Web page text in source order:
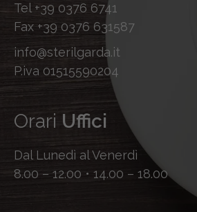
Tel +39 0376 6741
Fax +39 0376 631587
info@sterilgarda.it
P.iva 01515590204
Orari Uffici
Dal Lunedì al Venerdì
8.00 – 12.00 • 14.00 – 18.00